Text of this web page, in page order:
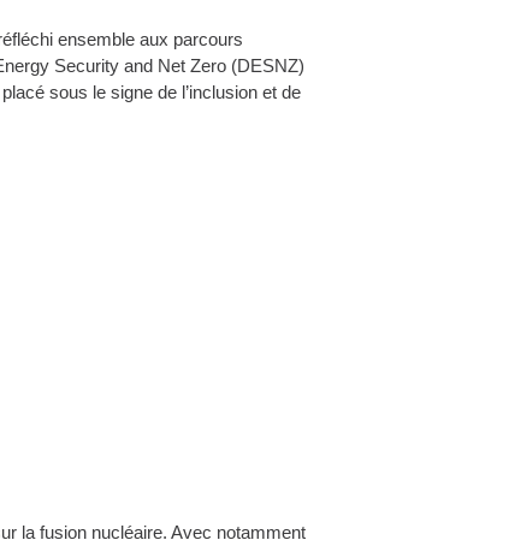
ensemble aux parcours
Security and Net Zero (DESNZ)
sous le signe de l’inclusion et de
la fusion nucléaire. Avec notamment